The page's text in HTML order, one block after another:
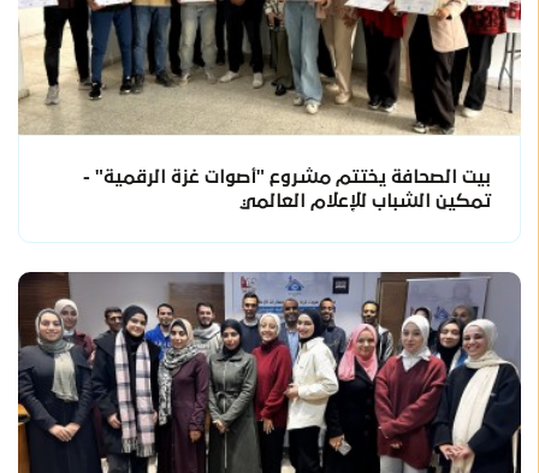
بيت الصحافة يختتم مشروع "أصوات غزة الرقمية" -
تمكين الشباب للإعلام العالمي